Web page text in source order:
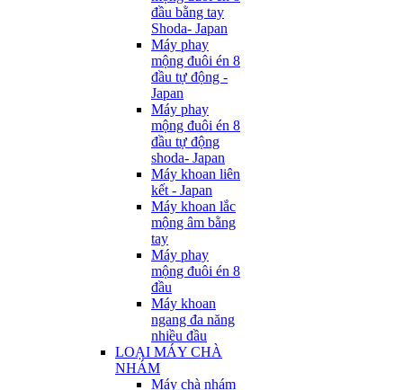
đầu bằng tay
Shoda- Japan
Máy phay
mộng đuôi én 8
đầu tự động -
Japan
Máy phay
mộng đuôi én 8
đầu tự động
shoda- Japan
Máy khoan liên
kết - Japan
Máy khoan lắc
mộng âm bằng
tay
Máy phay
mộng đuôi én 8
đầu
Máy khoan
ngang đa năng
nhiều đầu
LOẠI MÁY CHÀ
NHÁM
Máy chà nhám